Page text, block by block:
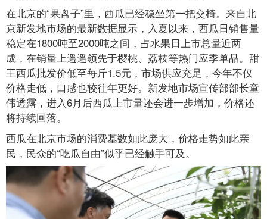
在北京的“果盘子”里，西瓜已经稳坐第一把交椅。来自北
京新发地市场的最新数据显示，入夏以来，西瓜日销售量
稳定在1800吨至2000吨之间，占水果日上市总量近两
成，在销量上遥遥领先于樱桃、荔枝等热门应季单品。甜
王西瓜批发价低至每斤1.5元，市场供应充足，今年不仅
价格走低，口感也较往年更好。新发地市场宣传部部长童
伟透露，进入6月后西瓜上市量还会进一步增加，价格还
将持续回落。
西瓜在北京市场的消费基数如此庞大，价格走势如此亲
民，民众的“吃瓜自由”似乎已经触手可及。